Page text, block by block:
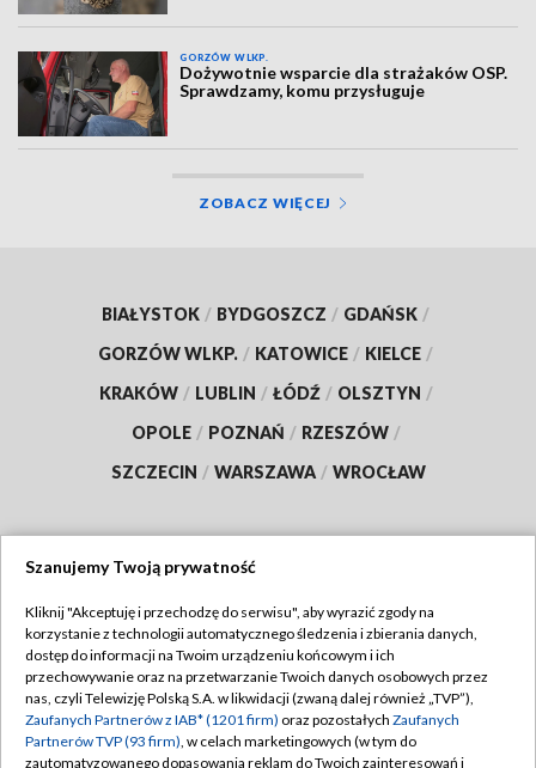
GORZÓW WLKP.
Dożywotnie wsparcie dla strażaków OSP.
Sprawdzamy, komu przysługuje
ZOBACZ WIĘCEJ
BIAŁYSTOK / BYDGOSZCZ / GDAŃSK /
GORZÓW WLKP. / KATOWICE / KIELCE /
KRAKÓW / LUBLIN / ŁÓDŹ / OLSZTYN /
OPOLE / POZNAŃ / RZESZÓW /
SZCZECIN / WARSZAWA / WROCŁAW
TVP
Abonament TVP
Emisja w TVP
Centrum informacji TVP
Regulamin TVP
Polityka prywatności
Moje zgody
Szanujemy Twoją prywatność
Kliknij "Akceptuję i przechodzę do serwisu", aby wyrazić zgody na
korzystanie z technologii automatycznego śledzenia i zbierania danych,
dostęp do informacji na Twoim urządzeniu końcowym i ich
przechowywanie oraz na przetwarzanie Twoich danych osobowych przez
nas, czyli Telewizję Polską S.A. w likwidacji (zwaną dalej również „TVP”),
Zaufanych Partnerów z IAB* (1201 firm) oraz pozostałych Zaufanych
Partnerów TVP (93 firm), w celach marketingowych (w tym do
zautomatyzowanego dopasowania reklam do Twoich zainteresowań i